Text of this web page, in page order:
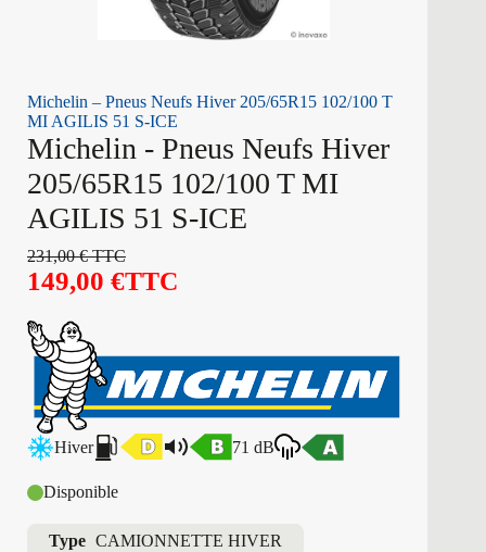
Michelin – Pneus Neufs Hiver 205/65R15 102/100 T
MI AGILIS 51 S-ICE
Michelin - Pneus Neufs Hiver
205/65R15 102/100 T MI
AGILIS 51 S-ICE
231,00€TTC
149,00 €TTC
Hiver 71 dB
Disponible
Type CAMIONNETTE HIVER